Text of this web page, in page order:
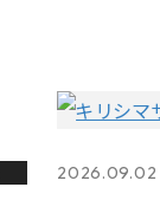
2026.09.02